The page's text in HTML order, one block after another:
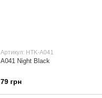
Артикул: HTK-A041
A041 Night Black
79 грн